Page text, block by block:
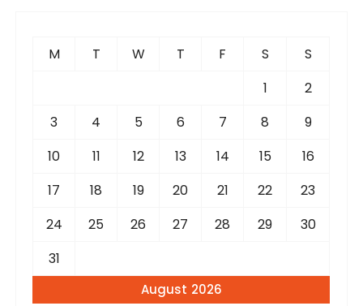
August 2026
M T W T F S
S
1
2
3
4 5 6 7 8
9
10
11 12 13 14 15
16
17
18 19 20 21 22
23
24
25 26 27 28 29
30
31